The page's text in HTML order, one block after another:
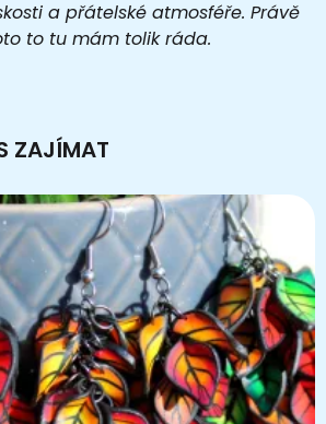
a přátelské atmosféře. Právě
to tu mám tolik ráda.
ZAJÍMAT